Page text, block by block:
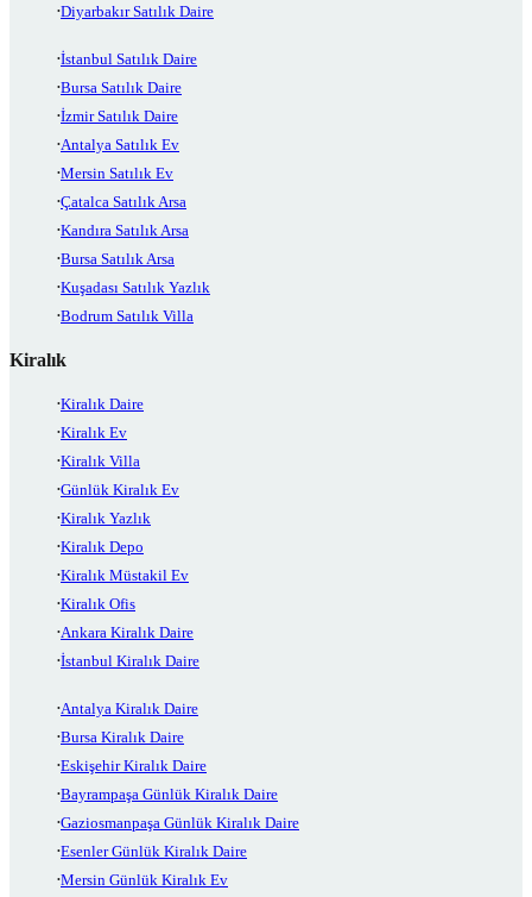
Diyarbakır Satılık Daire
İstanbul Satılık Daire
Bursa Satılık Daire
İzmir Satılık Daire
Antalya Satılık Ev
Mersin Satılık Ev
Çatalca Satılık Arsa
Kandıra Satılık Arsa
Bursa Satılık Arsa
Kuşadası Satılık Yazlık
Bodrum Satılık Villa
Kiralık
Kiralık Daire
Kiralık Ev
Kiralık Villa
Günlük Kiralık Ev
Kiralık Yazlık
Kiralık Depo
Kiralık Müstakil Ev
Kiralık Ofis
Ankara Kiralık Daire
İstanbul Kiralık Daire
Antalya Kiralık Daire
Bursa Kiralık Daire
Eskişehir Kiralık Daire
Bayrampaşa Günlük Kiralık Daire
Gaziosmanpaşa Günlük Kiralık Daire
Esenler Günlük Kiralık Daire
Mersin Günlük Kiralık Ev